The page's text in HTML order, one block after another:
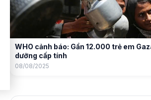
WHO cảnh báo: Gần 12.000 trẻ em
dưỡng cấp tính
08/08/2025